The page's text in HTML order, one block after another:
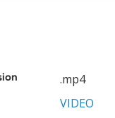
.mp4
VIDEO